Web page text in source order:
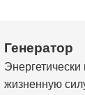
Генератор
жизненную